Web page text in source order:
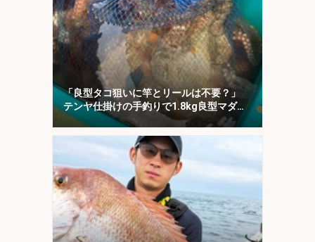
「良型タコ狙いに竿とリールは不要？」
テンヤ仕掛けの手釣りで1.8kg良型マダ
コ！【川崎丸・東京湾】